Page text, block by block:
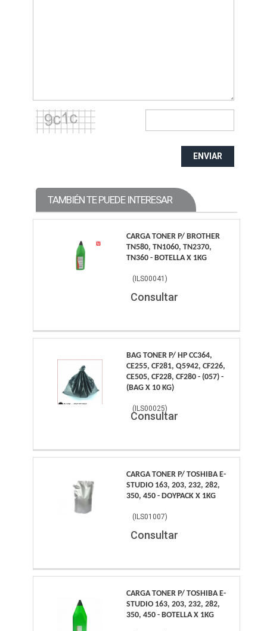
ENVIAR
TAMBIÉN TE PUEDE INTERESAR
CARGA TONER P/ BROTHER
TN580, TN1060, TN2370,
TN360 - BOTELLA X 1KG
( ILS00041 )
Consultar
BAG TONER P/ HP CC364,
CE255, CF281, Q5942, CF226,
CE505, CF228, CF280 - (057) -
(BAG X 10 KG)
( ILS00025)
Consultar
CARGA TONER P/ TOSHIBA E-
STUDIO 163, 203, 232, 282,
350, 450 - DOYPACK X 1KG
( ILS01007)
Consultar
CARGA TONER P/ TOSHIBA E-
STUDIO 163, 203, 232, 282,
350, 450 - BOTELLA X 1KG